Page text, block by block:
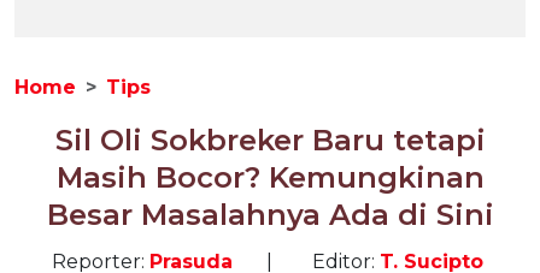
Home Tips
Sil Oli Sokbreker Baru tetapi
Masih Bocor? Kemungkinan
Besar Masalahnya Ada di Sini
Reporter: Prasuda
Editor: T. Sucipto